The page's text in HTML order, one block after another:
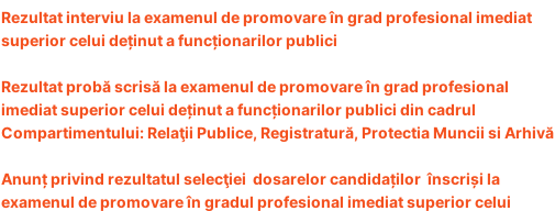
Rezultat interviu la examenul de promovare în grad profesional imediat
superior celui deținut a funcționarilor publici
Rezultat probă scrisă la examenul de promovare în grad profesional
imediat superior celui deținut a funcționarilor publici din cadrul
Compartimentului: Relaţii Publice, Registratură, Protectia Muncii si Arhivă
Anunț privind rezultatul selecţiei dosarelor candidaților înscriși la
examenul de promovare în gradul profesional imediat superior celui